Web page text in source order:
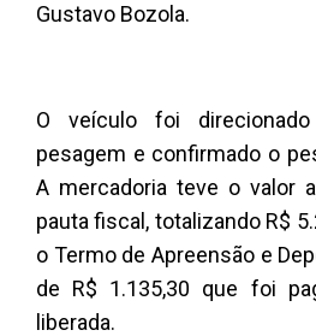
Gustavo Bozola.
O veículo foi
pesagem e confirmado o
A mercadoria teve o valor
pauta fiscal, totalizando R$
o Termo de Apreensão e
de R$ 1.135,30 que foi
liberada.